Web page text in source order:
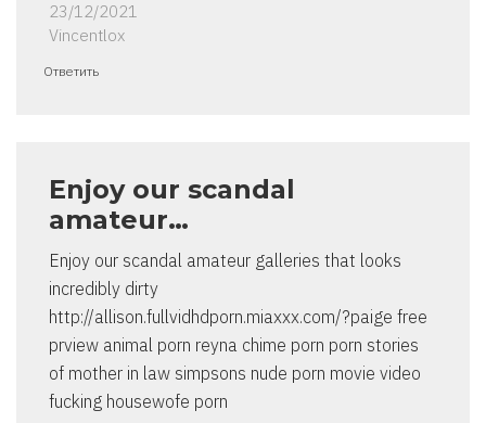
23/12/2021
Vincentlox
Ответить
Enjoy our scandal
amateur…
Enjoy our scandal amateur galleries that looks
incredibly dirty
http://allison.fullvidhdporn.miaxxx.com/?paige free
prview animal porn reyna chime porn porn stories
of mother in law simpsons nude porn movie video
fucking housewofe porn